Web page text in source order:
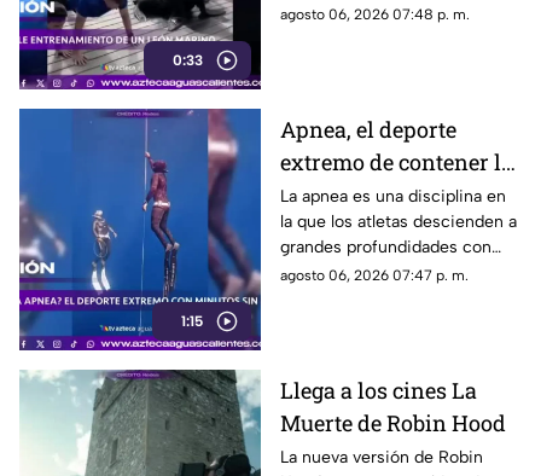
0:33
refuerzo positivo para facilitar
agosto 06, 2026 07:48 p. m.
1:15
Apnea, el deporte
extremo de contener la
respiración
La apnea es una disciplina en
la que los atletas descienden a
grandes profundidades con
una sola bocanada de aire y
agosto 06, 2026 07:47 p. m.
Llega a los cines La
Muerte de Robin Hood
La nueva versión de Robin